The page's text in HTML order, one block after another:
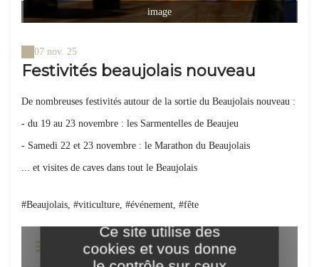
image
07 nov. 25
Festivités beaujolais nouveau
De nombreuses festivités autour de la sortie du Beaujolais nouveau :
- du 19 au 23 novembre : les Sarmentelles de Beaujeu
- Samedi 22 et 23 novembre : le Marathon du Beaujolais
... et visites de caves dans tout le Beaujolais
#Beaujolais, #viticulture, #événement, #fête